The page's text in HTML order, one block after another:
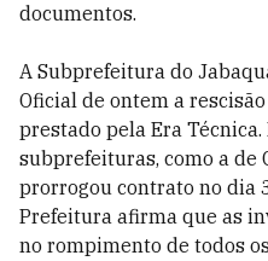
documentos.
A Subprefeitura do
Oficial de ontem a
prestado pela Era
subprefeituras, como a de
prorrogou contrato no dia
Prefeitura afirma que as
no rompimento de todos